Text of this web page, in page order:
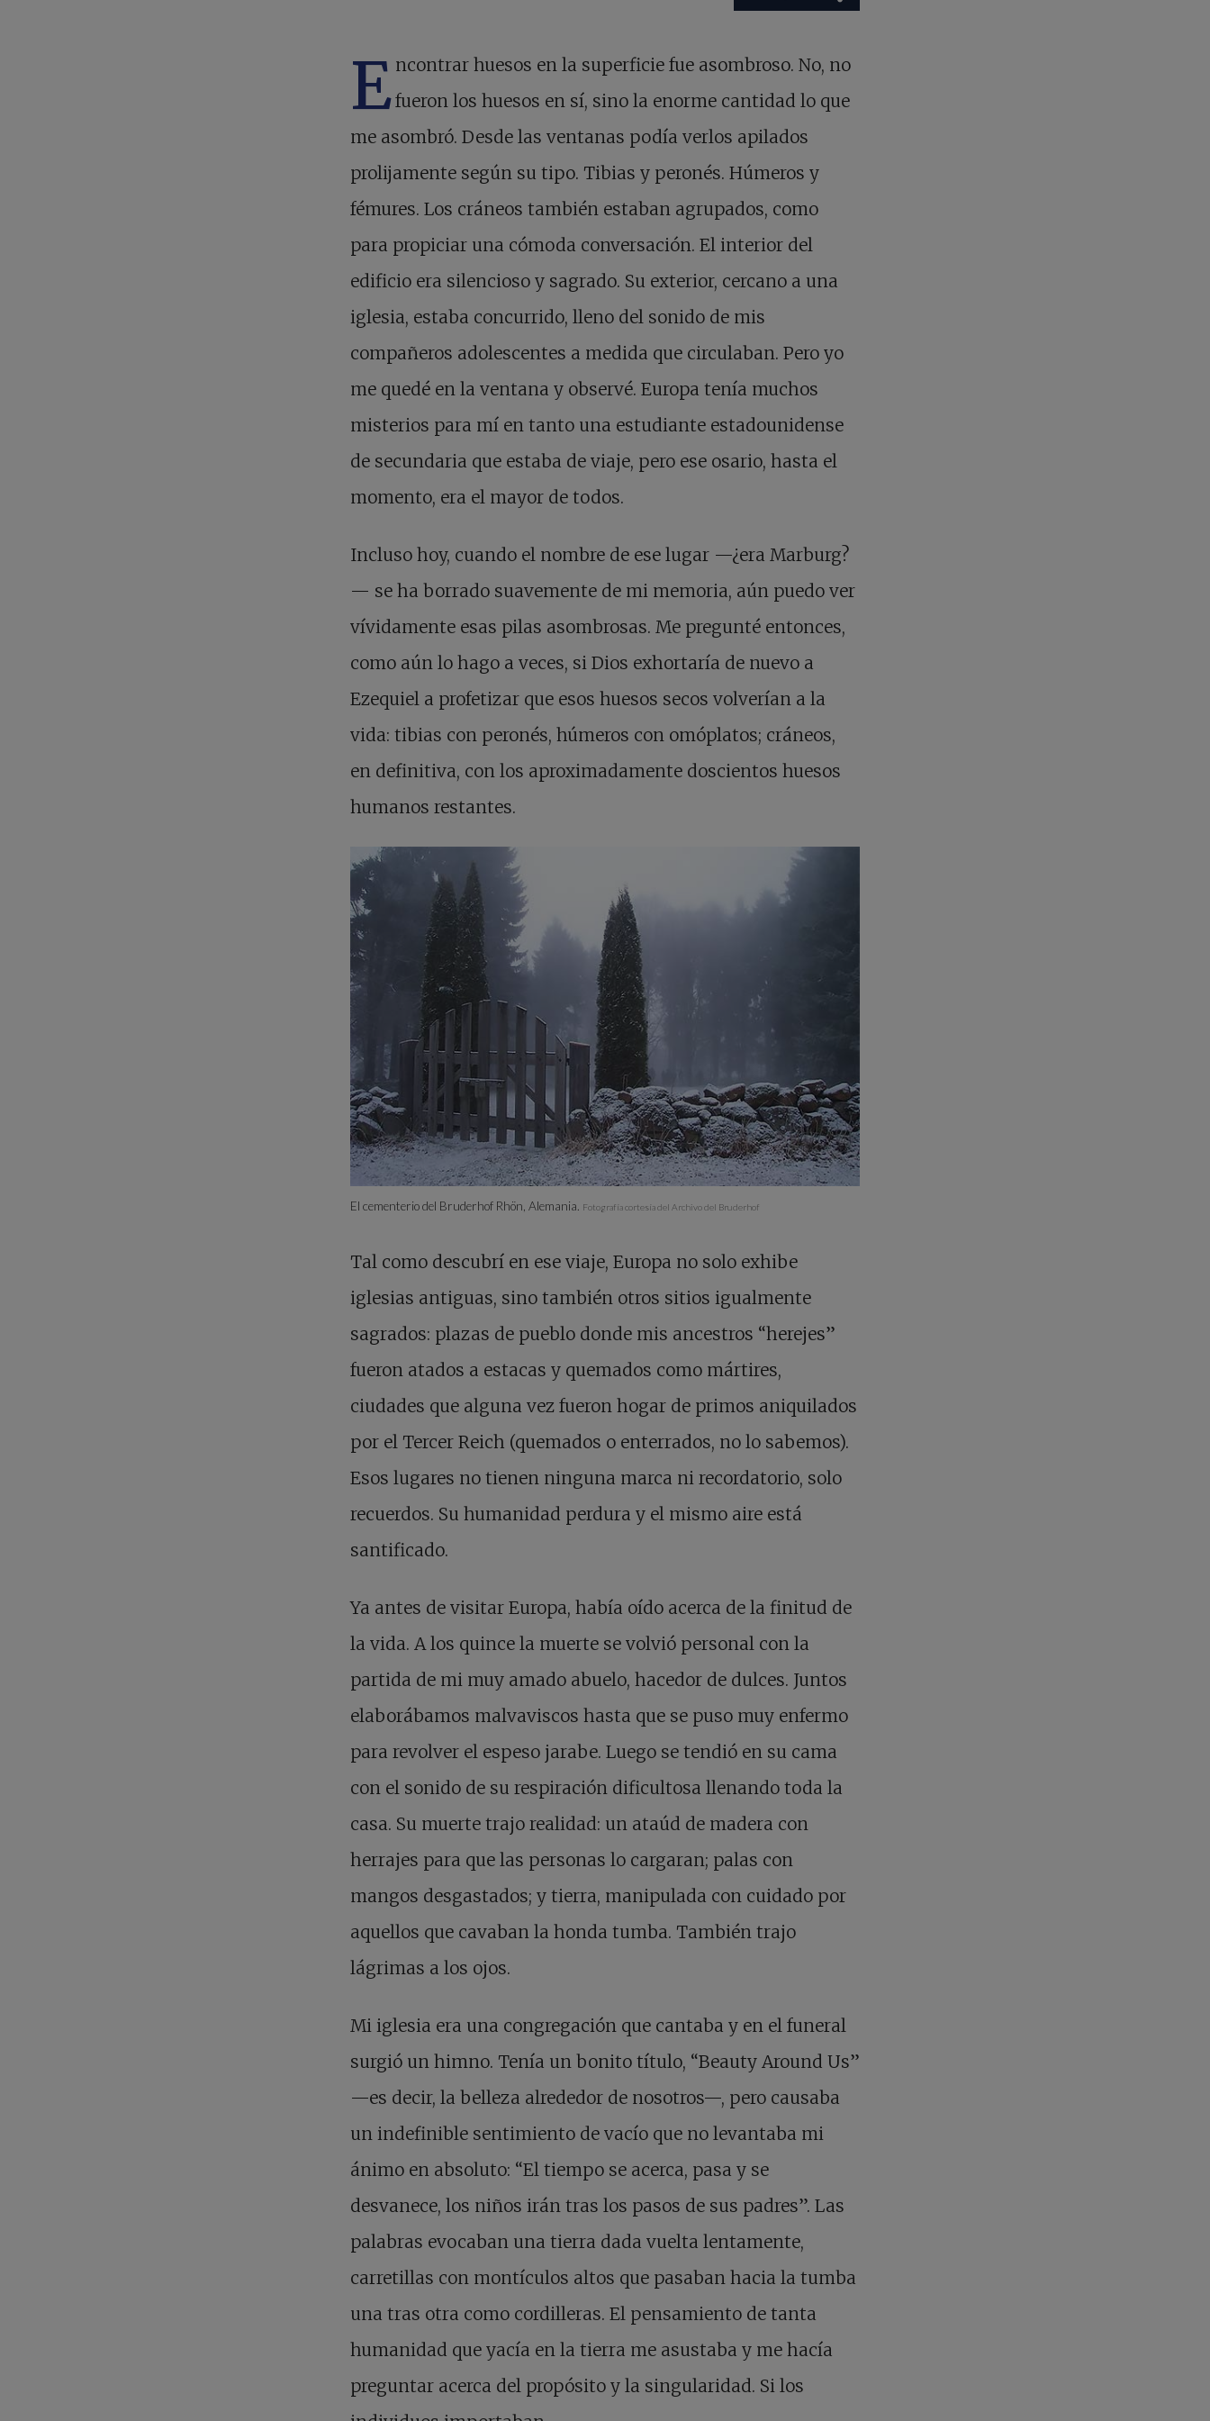
E ncontrar huesos en la superficie fue asombroso. No, no
fueron los huesos en sí, sino la enorme cantidad lo que
me asombró. Desde las ventanas podía verlos apilados
prolijamente según su tipo. Tibias y peronés. Húmeros y
fémures. Los cráneos también estaban agrupados, como
para propiciar una cómoda conversación. El interior del
edificio era silencioso y sagrado. Su exterior, cercano a una
iglesia, estaba concurrido, lleno del sonido de mis
compañeros adolescentes a medida que circulaban. Pero yo
me quedé en la ventana y observé. Europa tenía muchos
misterios para mí en tanto una estudiante estadounidense
de secundaria que estaba de viaje, pero ese osario, hasta el
momento, era el mayor de todos.
Incluso hoy, cuando el nombre de ese lugar —¿era Marburg?
— se ha borrado suavemente de mi memoria, aún puedo ver
vívidamente esas pilas asombrosas. Me pregunté entonces,
como aún lo hago a veces, si Dios exhortaría de nuevo a
Ezequiel a profetizar que esos huesos secos volverían a la
vida: tibias con peronés, húmeros con omóplatos; cráneos,
en definitiva, con los aproximadamente doscientos huesos
humanos restantes.
El cementerio del Bruderhof Rhön, Alemania. Fotografía cortesía del Archivo del Bruderhof
Tal como descubrí en ese viaje, Europa no solo exhibe
iglesias antiguas, sino también otros sitios igualmente
sagrados: plazas de pueblo donde mis ancestros “herejes”
fueron atados a estacas y quemados como mártires,
ciudades que alguna vez fueron hogar de primos aniquilados
por el Tercer Reich (quemados o enterrados, no lo sabemos).
Esos lugares no tienen ninguna marca ni recordatorio, solo
recuerdos. Su humanidad perdura y el mismo aire está
santificado.
Ya antes de visitar Europa, había oído acerca de la finitud de
la vida. A los quince la muerte se volvió personal con la
partida de mi muy amado abuelo, hacedor de dulces. Juntos
elaborábamos malvaviscos hasta que se puso muy enfermo
para revolver el espeso jarabe. Luego se tendió en su cama
con el sonido de su respiración dificultosa llenando toda la
casa. Su muerte trajo realidad: un ataúd de madera con
herrajes para que las personas lo cargaran; palas con
mangos desgastados; y tierra, manipulada con cuidado por
aquellos que cavaban la honda tumba. También trajo
lágrimas a los ojos.
Mi iglesia era una congregación que cantaba y en el funeral
surgió un himno. Tenía un bonito título, “Beauty Around Us”
—es decir, la belleza alrededor de nosotros—, pero causaba
un indefinible sentimiento de vacío que no levantaba mi
ánimo en absoluto: “El tiempo se acerca, pasa y se
desvanece, los niños irán tras los pasos de sus padres”. Las
palabras evocaban una tierra dada vuelta lentamente,
carretillas con montículos altos que pasaban hacia la tumba
una tras otra como cordilleras. El pensamiento de tanta
humanidad que yacía en la tierra me asustaba y me hacía
preguntar acerca del propósito y la singularidad. Si los